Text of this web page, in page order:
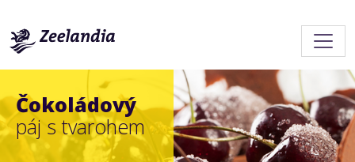
Čokoládový
páj s tvarohem